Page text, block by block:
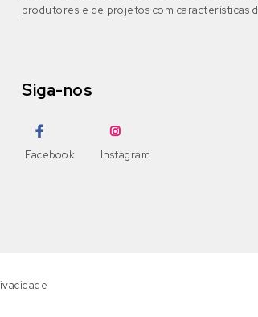
produtores e de projetos com características
Siga-nos
Facebook Instagram